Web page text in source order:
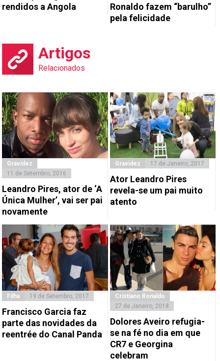
rendidos a Angola
Ronaldo fazem “barulho”
pela felicidade
Artigos
Relacionados
Gravidez
11 de Setembro, 2016
Leandro Pires, ator de ‘A
Única Mulher’, vai ser pai
novamente
Gravidez 17 de Janeiro, 2017
Ator Leandro Pires
revela-se um pai muito
atento
Filha 19 de Setembro, 2017
Francisco Garcia faz
parte das novidades da
reentrée do Canal Panda
Cristiano Ronaldo
27 de Janeiro, 2018
Dolores Aveiro refugia-
se na fé no dia em que
CR7 e Georgina
celebram